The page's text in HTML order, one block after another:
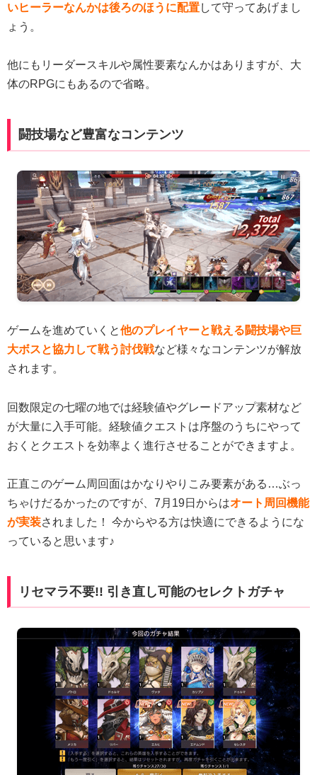
いヒーラーなんかは後ろのほうに配置して守ってあげまし
ょう。
他にもリーダースキルや属性要素なんかはありますが、大
体のRPGにもあるので省略。
闘技場など豊富なコンテンツ
ゲームを進めていくと他のプレイヤーと戦える闘技場や巨
大ボスと協力して戦う討伐戦など様々なコンテンツが解放
されます。
回数限定の七曜の地では経験値やグレードアップ素材など
が大量に入手可能。経験値クエストは序盤のうちにやって
おくとクエストを効率よく進行させることができますよ。
正直このゲーム周回面はかなりやりこみ要素がある…ぶっ
ちゃけだるかったのですが、7月19日からはオート周回機能
が実装されました！ 今からやる方は快適にできるようにな
っていると思います♪
リセマラ不要!! 引き直し可能のセレクトガチャ